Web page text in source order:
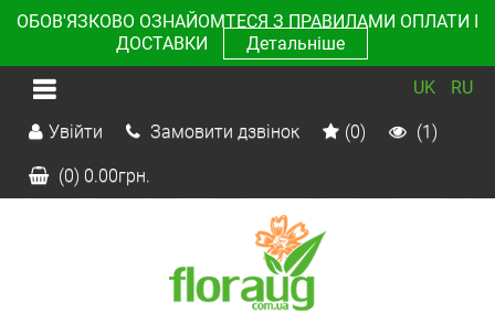
ОБОВ'ЯЗКОВО ОЗНАЙОМТЕСЯ З ПРАВИЛАМИ ОПЛАТИ І
ДОСТАВКИ
Детальніше
UK RU
Увійти Замовити дзвінок (0) (1)
(0) 0.00грн.